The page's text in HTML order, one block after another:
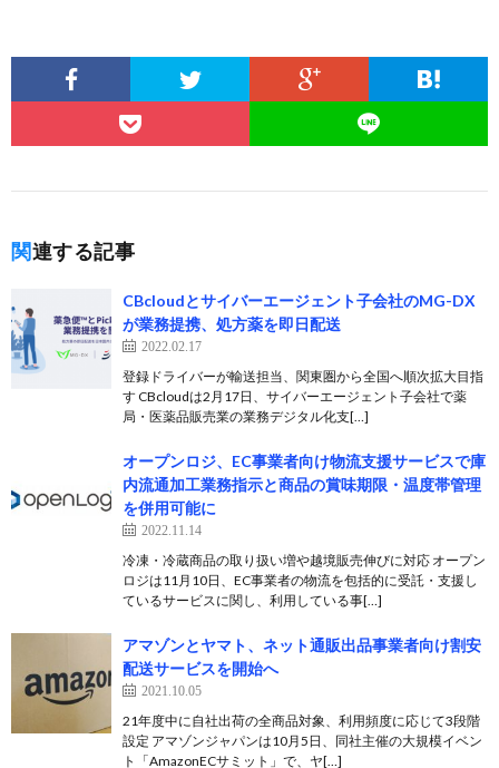
関連する記事
CBcloudとサイバーエージェント子会社のMG-DX
が業務提携、処方薬を即日配送
2022.02.17
登録ドライバーが輸送担当、関東圏から全国へ順次拡大目指
す CBcloudは2月17日、サイバーエージェント子会社で薬
局・医薬品販売業の業務デジタル化支[…]
オープンロジ、EC事業者向け物流支援サービスで庫
内流通加工業務指示と商品の賞味期限・温度帯管理
を併用可能に
2022.11.14
冷凍・冷蔵商品の取り扱い増や越境販売伸びに対応 オープン
ロジは11月10日、EC事業者の物流を包括的に受託・支援し
ているサービスに関し、利用している事[…]
アマゾンとヤマト、ネット通販出品事業者向け割安
配送サービスを開始へ
2021.10.05
21年度中に自社出荷の全商品対象、利用頻度に応じて3段階
設定 アマゾンジャパンは10月5日、同社主催の大規模イベン
ト「AmazonECサミット」で、ヤ[…]